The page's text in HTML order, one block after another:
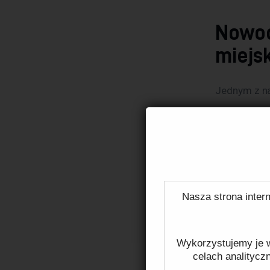
Nasza strona
Wykorzystujemy je
celach
Jednym z
sztuczna
pojazdy
Warto